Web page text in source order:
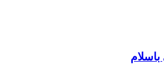
باسلام